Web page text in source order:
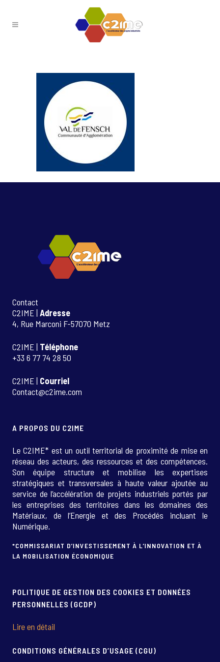
Contact
C2IME | Adresse
4, Rue Marconi F-57070 Metz
C2IME | Téléphone
+33 6 77 74 28 50
C2IME | Courriel
Contact@c2ime.com
A PROPOS DU C2IME
Le C2IME* est un outil territorial de proximité de mise en
réseau des acteurs, des ressources et des compétences.
Son équipe structure et mobilise les expertises
stratégiques et transversales à haute valeur ajoutée au
service de l’accélération de projets industriels portés par
les entreprises des territoires dans les domaines des
Matériaux, de l’Energie et des Procédés incluant le
Numérique.
*COMMISSARIAT D’INVESTISSEMENT À L’INNOVATION ET À
LA MOBILISATION ÉCONOMIQUE
POLITIQUE DE GESTION DES COOKIES ET DONNÉES
PERSONNELLES (GCDP)
Lire en détail
CONDITIONS GÉNÉRALES D’USAGE (CGU)